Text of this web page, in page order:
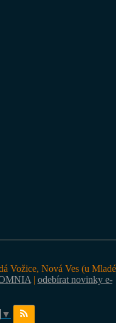
Vožice, Nová Ves (u Mladé
| odebírat novinky e-
▼